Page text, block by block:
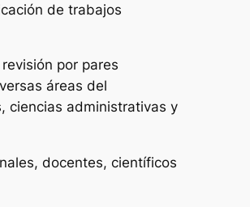
de trabajos
por pares
áreas del
ciencias administrativas y
docentes, científicos